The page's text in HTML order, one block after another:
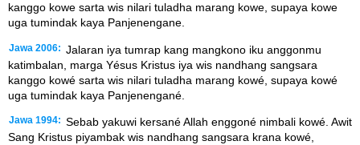
kanggo kowe sarta wis nilari tuladha marang kowe, supaya kowe
uga tumindak kaya Panjenengane.
Jawa 2006: Jalaran iya tumrap kang mangkono iku anggonmu
katimbalan, marga Yésus Kristus iya wis nandhang sangsara
kanggo kowé sarta wis nilari tuladha marang kowé, supaya kowé
uga tumindak kaya Panjenengané.
Jawa 1994: Sebab yakuwi kersané Allah enggoné nimbali kowé. Awit
Sang Kristus piyambak wis nandhang sangsara krana kowé,